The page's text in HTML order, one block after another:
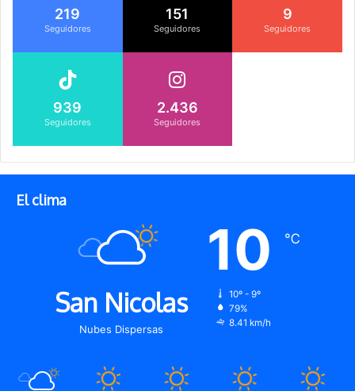
219
Seguidores
151
Seguidores
9
Seguidores
939
Seguidores
2.436
Seguidores
El clima
San Nicolas
Nubes Dispersas
10 ℃
10º - 9º
79%
8.41 km/h